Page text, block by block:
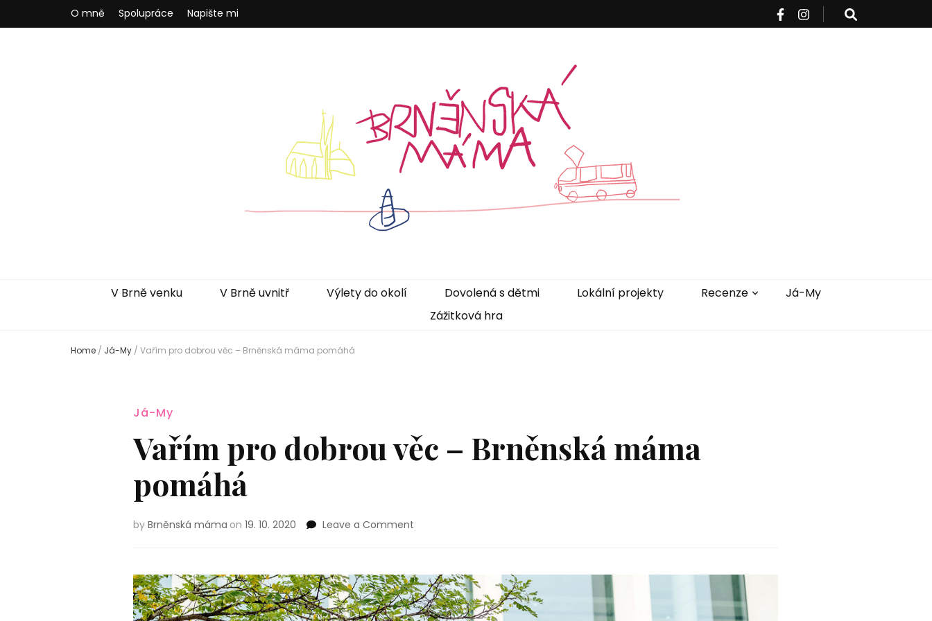
O mně Spolupráce Napište mi
V Brně venku V Brně uvnitř Výlety do okolí Dovolená s dětmi Lokální projekty Recenze
Já-My
Zážitková hra
Home / Já-My / Vařím pro dobrou věc – Brněnská máma pomáhá
Já-My
Vařím pro dobrou věc – Brněnská máma
pomáhá
by Brněnská máma on 19. 10. 2020 Leave a Comment
věc
–
Brněnská